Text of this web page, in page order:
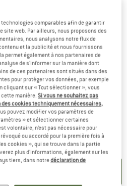
EU42 EU43 EU44 EU45
Le lien s'ouvre dans une boîte
comparables afin de garantir
site web. Par ailleurs, nous proposons des
nous analysons notre flux de
et la publicité et nous fournissons
permet également à nos partenaires de
de s'informer sur la manière dont
de ces partenaires sont situés dans des
pour protéger vos données, par exemple
cliquant sur « Tout sélectionner », vous
cette manière.Si vous ne souhaitez pas
des cookies techniquement nécessaires,
pouvez modifier vos paramètres de
» et sélectionner certaines
volontaire, n’est pas nécessaire pour
ou accordé pour la première fois à
cookies », qui se trouve dans la partie
plus d'informations, également sur les
tiers, dans notredéclaration de